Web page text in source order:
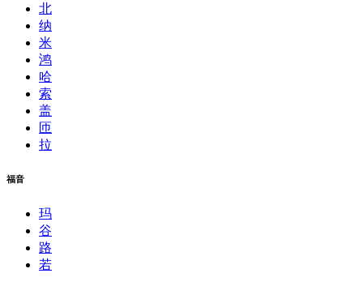
北
纳
米
鸿
哈
索
盖
匝
拉
福音
玛
谷
路
若